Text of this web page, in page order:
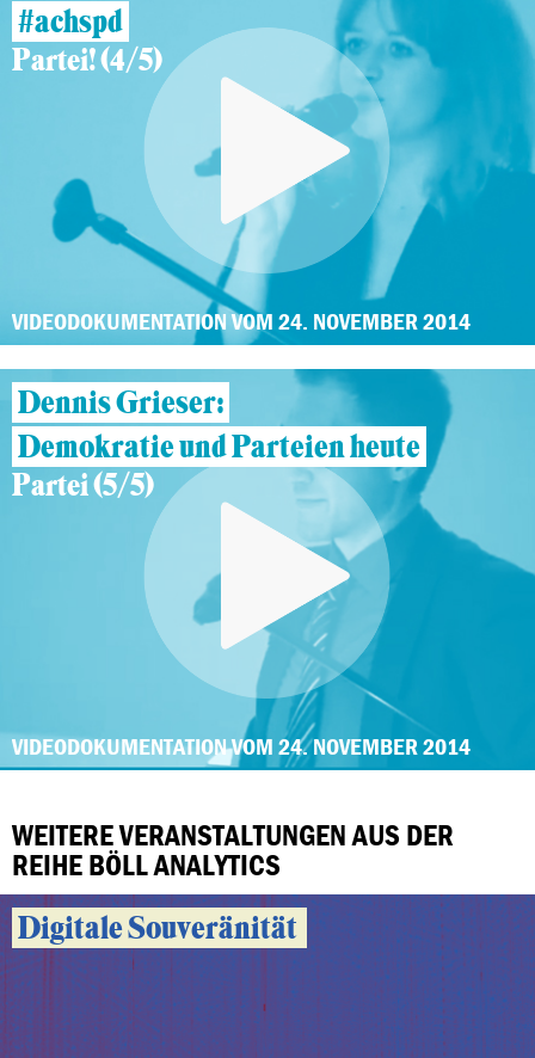
#achspd
Partei! (4/5)
VIDEODOKUMENTATION VOM 24. NOVEMBER 2014
Dennis Grieser:
Demokratie und Parteien heute
Partei (5/5)
VIDEODOKUMENTATION VOM 24. NOVEMBER 2014
WEITERE VERANSTALTUNGEN AUS DER
REIHE BÖLL ANALYTICS
Digitale Souveränität